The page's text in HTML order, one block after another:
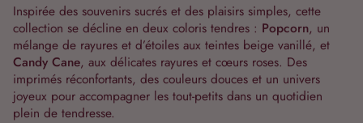
Inspirée des souvenirs sucrés et des plaisirs simples, cette
collection se décline en deux coloris tendres : Popcorn, un
mélange de rayures et d’étoiles aux teintes beige vanillé, et
Candy Cane, aux délicates rayures et cœurs roses. Des
imprimés réconfortants, des couleurs douces et un univers
joyeux pour accompagner les tout-petits dans un quotidien
plein de tendresse.